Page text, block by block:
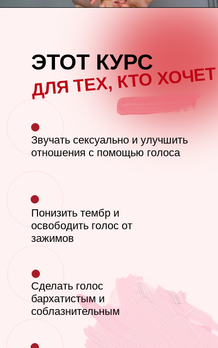
Звучать сексуально и улучшить
отношения с помощью голоса
Сделать голос
бархатистым и
соблазнительным
Понизить тембр и
освободить голос от
зажимов
ЭТОТ КУРС
ДЛЯ ТЕХ, КТО ХОЧЕТ